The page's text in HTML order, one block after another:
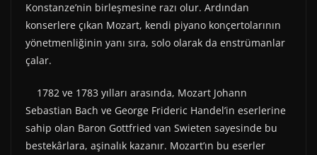
Konstanze’nin birleşmesine razı olur. Ardından
konserlere çıkan Mozart, kendi piyano konçertolarının
yönetmenliğinin yanı sıra, solo olarak da enstrümanlar
çalar.
1782 ve 1783 yılları arasında, Mozart Johann
Sebastian Bach ve George Frideric Handel’in eserlerine
sahip olan Baron Gottfried van Swieten sayesinde bu
bestekârlara, aşinalık kazanır. Mozart’ın bu eserler